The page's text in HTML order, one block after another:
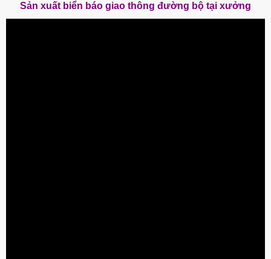
Sản xuất biển báo giao thông đường bộ tại xưởng